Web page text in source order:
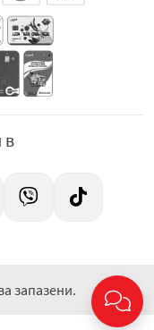
в
запазени.